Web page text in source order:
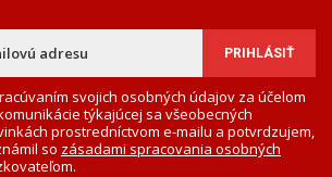
svojich osobných údajov za účelom
týkajúcej sa všeobecných
prostredníctvom e-mailu a potvrdzujem,
so zásadami spracovania osobných